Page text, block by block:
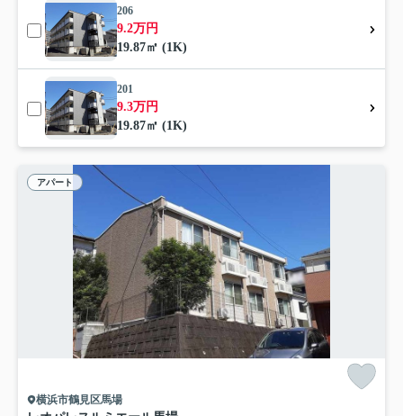
206
9.2万円
19.87㎡ (1K)
201
9.3万円
19.87㎡ (1K)
アパート
横浜市鶴見区馬場